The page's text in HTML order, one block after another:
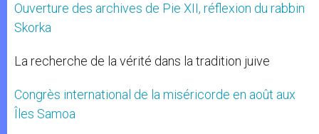
Ouverture des archives de Pie XII, réflexion du rabbin
Skorka
La recherche de la vérité dans la tradition juive
Congrès international de la miséricorde en août aux
Îles Samoa